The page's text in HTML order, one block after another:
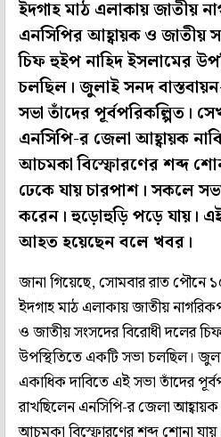
ইদগাহ মাঠ এলাকায় জাতীয়
এনসিপির আহ্বায়ক ও জাতীয়
চিফ হুইপ নাহিদ ইসলামের
চলছিল। জুলাই সনদ
সভা তাঁদের পূর্বপরিকল্পিত।
এনসিপি-র জেলা আহ্বায়ক
আচমকা বিস্ফোরণের শব্দ
ঢেকে যায় চারপাশ। সকলে
করেন। হুড়োহুড়ি পড়ে যায়।
আহত হয়েছেন বলে খবর।
জানা গিয়েছে, সোমবার রাত পৌনে
ইদগাহ মাঠ এলাকায় জাতীয়
ও জাতীয় সংসদের বিরোধী দলের
উপস্থিতিতে একটি সভা চলছিল।
একাধিক দাবিতে এই সভা তাঁদের
রাখছিলেন এনসিপি-র জেলা